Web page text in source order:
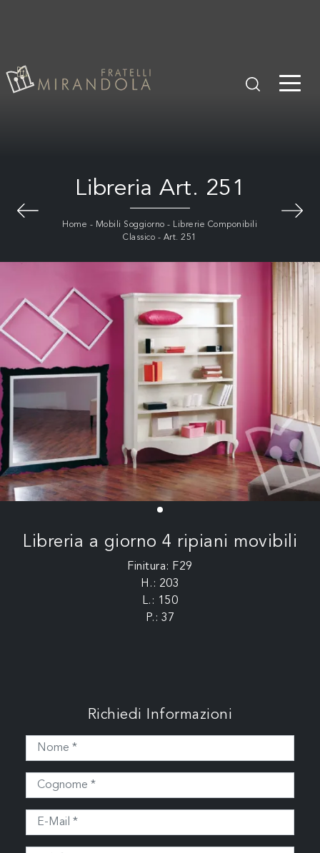
Libreria Art. 251
Home - Mobili Soggiorno - Librerie Componibili
Classico - Art. 251
Libreria a giorno 4 ripiani movibili
Finitura: F29
H.: 203
L.: 150
P.: 37
Richiedi Informazioni